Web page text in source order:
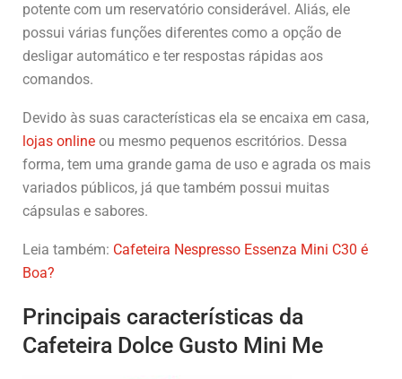
potente com um reservatório considerável. Aliás, ele
possui várias funções diferentes como a opção de
desligar automático e ter respostas rápidas aos
comandos.
Devido às suas características ela se encaixa em casa,
lojas online ou mesmo pequenos escritórios. Dessa
forma, tem uma grande gama de uso e agrada os mais
variados públicos, já que também possui muitas
cápsulas e sabores.
Leia também: Cafeteira Nespresso Essenza Mini C30 é
Boa?
Principais características da
Cafeteira Dolce Gusto Mini Me